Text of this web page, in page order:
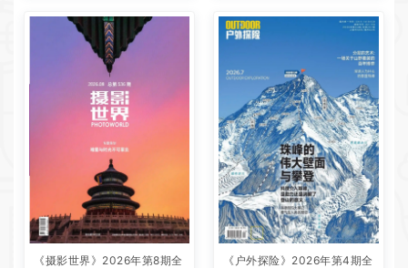
《摄影世界》2026年第8期全
《户外探险》2026年第4期全